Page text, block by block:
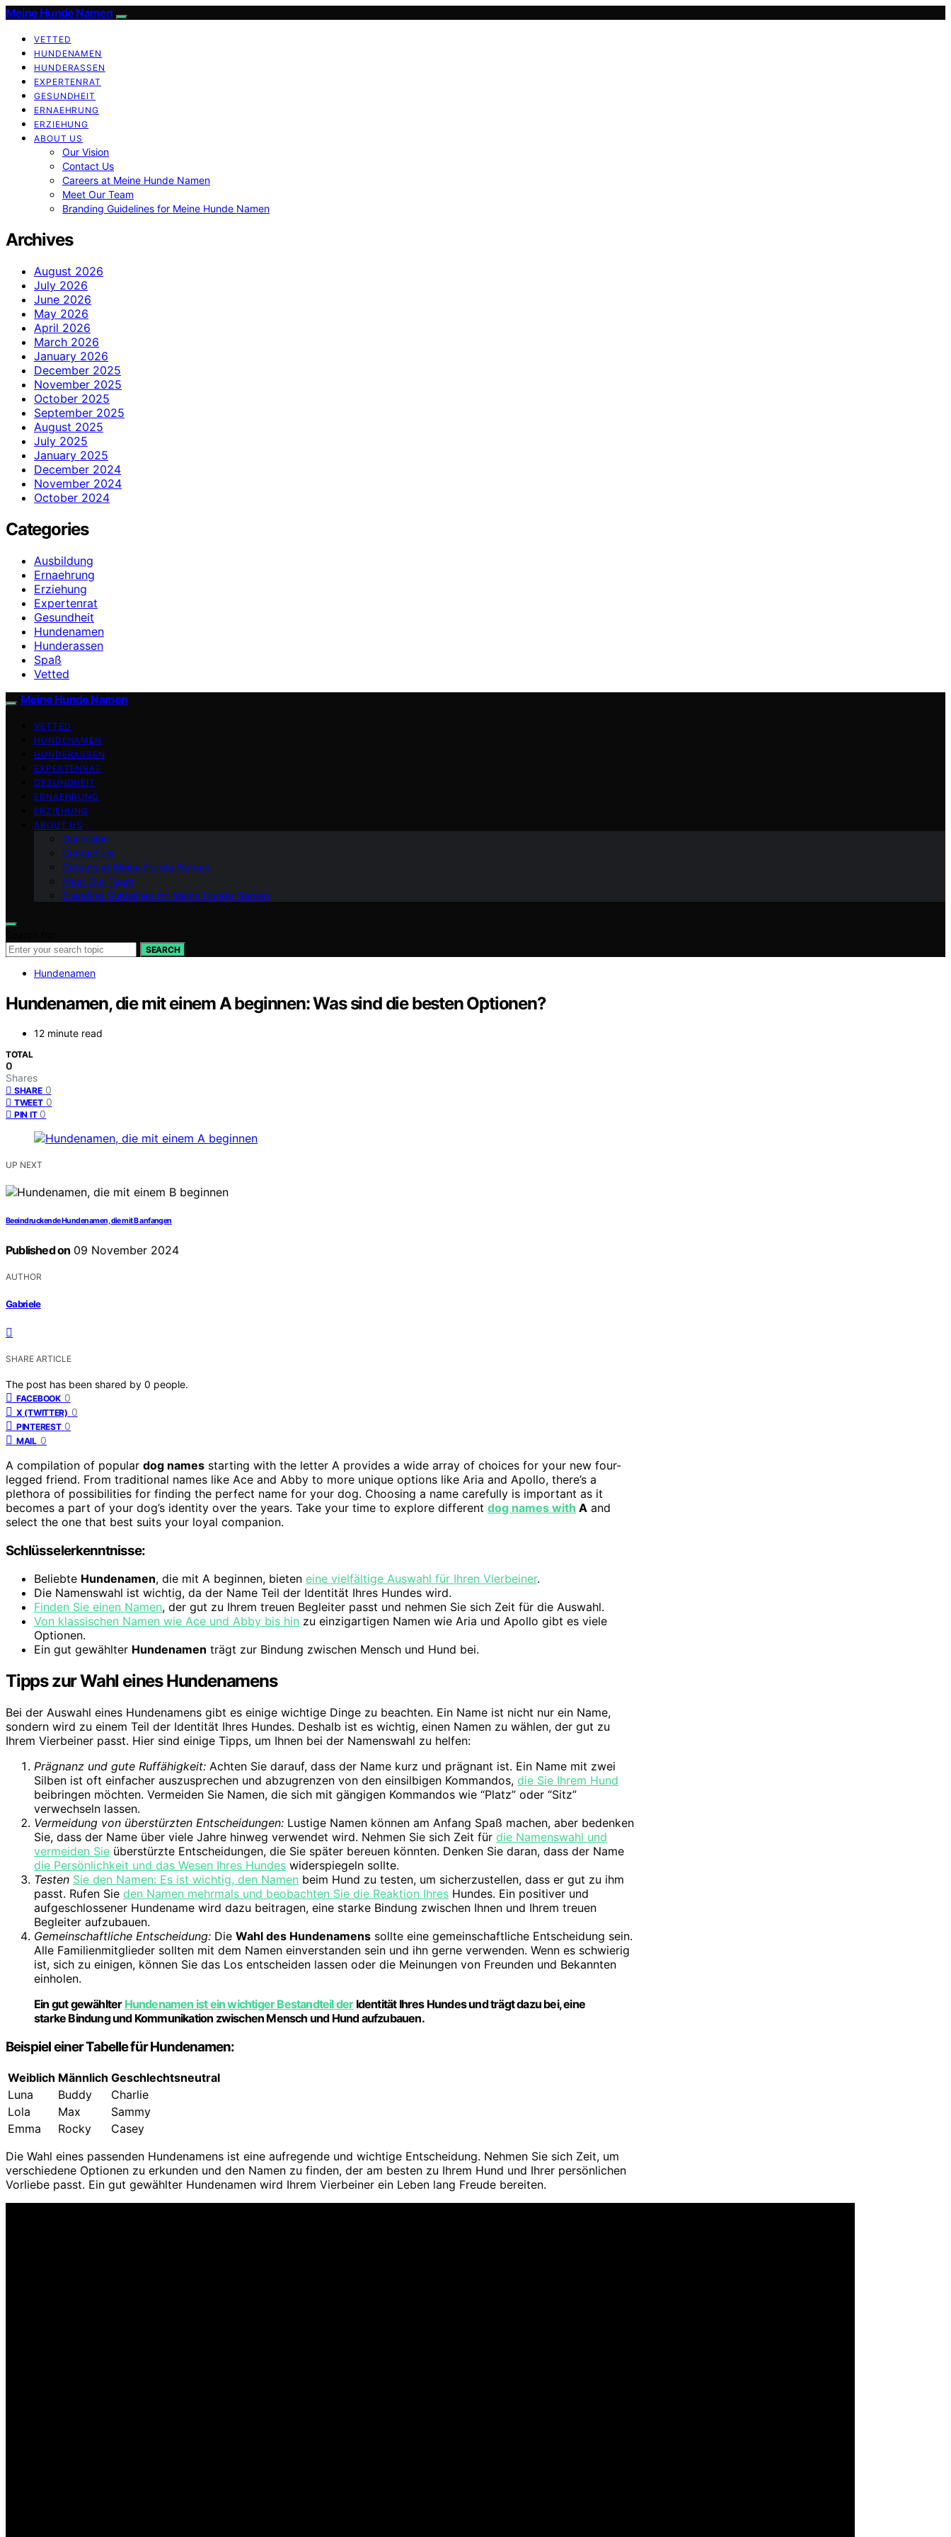
Meine Hunde Namen
VETTED
HUNDENAMEN
HUNDERASSEN
EXPERTENRAT
GESUNDHEIT
ERNAEHRUNG
ERZIEHUNG
ABOUT US
Our Vision
Contact Us
Careers at Meine Hunde Namen
Meet Our Team
Branding Guidelines for Meine Hunde Namen
Archives
August 2026
July 2026
June 2026
May 2026
April 2026
March 2026
January 2026
December 2025
November 2025
October 2025
September 2025
August 2025
July 2025
January 2025
December 2024
November 2024
October 2024
Categories
Ausbildung
Ernaehrung
Erziehung
Expertenrat
Gesundheit
Hundenamen
Hunderassen
Spaß
Vetted
Meine Hunde Namen
VETTED
HUNDENAMEN
HUNDERASSEN
EXPERTENRAT
GESUNDHEIT
ERNAEHRUNG
ERZIEHUNG
ABOUT US
Our Vision
Contact Us
Careers at Meine Hunde Namen
Meet Our Team
Branding Guidelines for Meine Hunde Namen
SEARCH
Hundenamen
Hundenamen, die mit einem A beginnen: Was sind die besten Optionen?
12 minute read
TOTAL
0
Shares
SHARE 0
TWEET 0
PIN IT 0
UP NEXT
Beeindruckende Hundenamen, die mit B anfangen
Published on 09 November 2024
AUTHOR
Gabriele
SHARE ARTICLE
The post has been shared by 0 people.
FACEBOOK 0
X (TWITTER) 0
PINTEREST 0
MAIL 0
A compilation of popular dog names starting with the letter A provides a wide array of choices for your new four-
legged friend. From traditional names like Ace and Abby to more unique options like Aria and Apollo, there’s a
plethora of possibilities for finding the perfect name for your dog. Choosing a name carefully is important as it
becomes a part of your dog’s identity over the years. Take your time to explore different dog names with A and
select the one that best suits your loyal companion.
Schlüsselerkenntnisse:
Beliebte Hundenamen, die mit A beginnen, bieten eine vielfältige Auswahl für Ihren Vierbeiner.
Die Namenswahl ist wichtig, da der Name Teil der Identität Ihres Hundes wird.
Finden Sie einen Namen, der gut zu Ihrem treuen Begleiter passt und nehmen Sie sich Zeit für die Auswahl.
Von klassischen Namen wie Ace und Abby bis hin zu einzigartigen Namen wie Aria und Apollo gibt es viele
Optionen.
Ein gut gewählter Hundenamen trägt zur Bindung zwischen Mensch und Hund bei.
Tipps zur Wahl eines Hundenamens
Bei der Auswahl eines Hundenamens gibt es einige wichtige Dinge zu beachten. Ein Name ist nicht nur ein Name,
sondern wird zu einem Teil der Identität Ihres Hundes. Deshalb ist es wichtig, einen Namen zu wählen, der gut zu
Ihrem Vierbeiner passt. Hier sind einige Tipps, um Ihnen bei der Namenswahl zu helfen:
Prägnanz und gute Ruffähigkeit: Achten Sie darauf, dass der Name kurz und prägnant ist. Ein Name mit zwei
Silben ist oft einfacher auszusprechen und abzugrenzen von den einsilbigen Kommandos, die Sie Ihrem Hund
beibringen möchten. Vermeiden Sie Namen, die sich mit gängigen Kommandos wie “Platz” oder “Sitz”
verwechseln lassen.
Vermeidung von überstürzten Entscheidungen: Lustige Namen können am Anfang Spaß machen, aber bedenken
Sie, dass der Name über viele Jahre hinweg verwendet wird. Nehmen Sie sich Zeit für die Namenswahl und
vermeiden Sie überstürzte Entscheidungen, die Sie später bereuen könnten. Denken Sie daran, dass der Name
die Persönlichkeit und das Wesen Ihres Hundes widerspiegeln sollte.
Testen Sie den Namen: Es ist wichtig, den Namen beim Hund zu testen, um sicherzustellen, dass er gut zu ihm
passt. Rufen Sie den Namen mehrmals und beobachten Sie die Reaktion Ihres Hundes. Ein positiver und
aufgeschlossener Hundename wird dazu beitragen, eine starke Bindung zwischen Ihnen und Ihrem treuen
Begleiter aufzubauen.
Gemeinschaftliche Entscheidung: Die Wahl des Hundenamens sollte eine gemeinschaftliche Entscheidung sein.
Alle Familienmitglieder sollten mit dem Namen einverstanden sein und ihn gerne verwenden. Wenn es schwierig
ist, sich zu einigen, können Sie das Los entscheiden lassen oder die Meinungen von Freunden und Bekannten
einholen.
Ein gut gewählter Hundenamen ist ein wichtiger Bestandteil derIdentität Ihres Hundes und trägt dazu bei, eine
starke Bindung und Kommunikation zwischen Mensch und Hund aufzubauen.
Beispiel einer Tabelle für Hundenamen:
Weiblich Männlich Geschlechtsneutral
Luna
Buddy
Charlie
Lola
Max
Sammy
Emma
Rocky
Casey
Die Wahl eines passenden Hundenamens ist eine aufregende und wichtige Entscheidung. Nehmen Sie sich Zeit, um
verschiedene Optionen zu erkunden und den Namen zu finden, der am besten zu Ihrem Hund und Ihrer persönlichen
Vorliebe passt. Ein gut gewählter Hundenamen wird Ihrem Vierbeiner ein Leben lang Freude bereiten.